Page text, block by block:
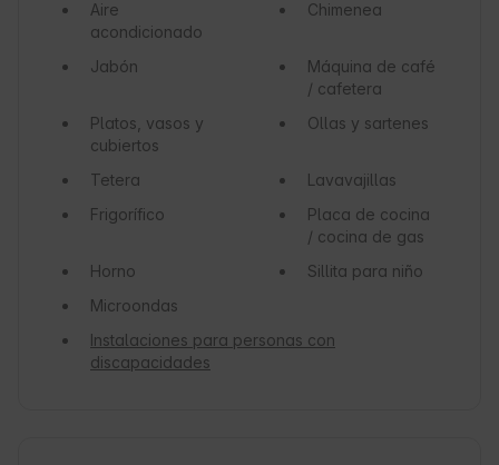
Aire
acondicionado
Chimenea
Jabón
Máquina de café
/ cafetera
Platos, vasos y
cubiertos
Ollas y sartenes
Tetera
Lavavajillas
Frigorífico
Placa de cocina
/ cocina de gas
Horno
Sillita para niño
Microondas
Instalaciones para personas con
discapacidades